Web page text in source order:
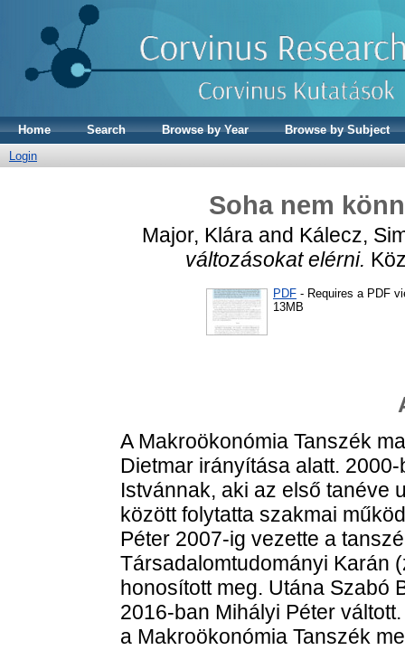
Home Search Browse by Year
Browse by Subject
Login
Soha nem
Major, Kláraand Kálecz,
változásokat elérni.
PDF - Requires a PDF
13MB
A Makroökonómia Tanszék
Dietmar irányítása alatt.
Istvánnak, aki az első tanéve
között folytatta szakmai
Péter 2007-ig vezette a
Társadalomtudományi Karán
honosított meg. Utána Szabó
2016-ban Mihályi Péter
a Makroökonómia Tanszék